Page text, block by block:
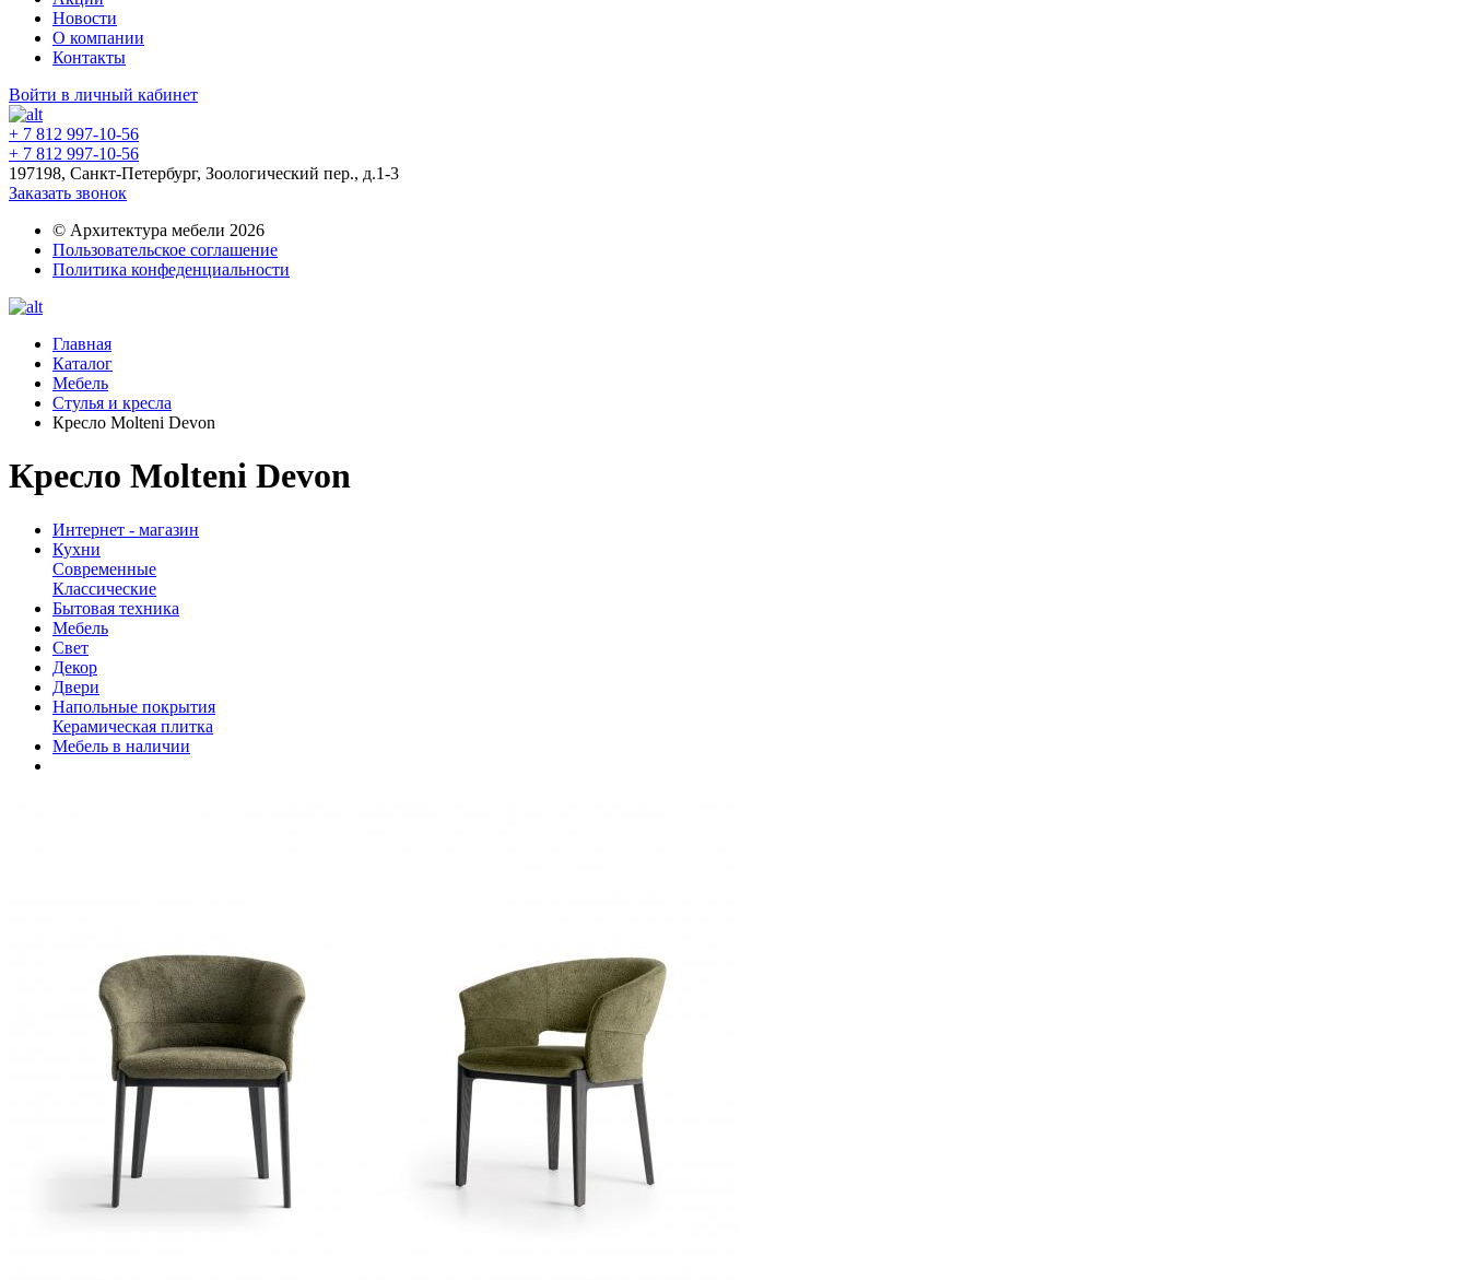
Новости
О компании
Контакты
Войти в личный кабинет
+ 7 812 997-10-56
+ 7 812 997-10-56
197198, Санкт-Петербург, Зоологический пер., д.1-3
Заказать звонок
© Архитектура мебели 2026
Пользовательское соглашение
Политика конфеденциальности
Главная
Каталог
Мебель
Стулья и кресла
Кресло Molteni Devon
Кресло Molteni Devon
Интернет - магазин
Кухни
Современные
Классические
Бытовая техника
Мебель
Свет
Декор
Двери
Напольные покрытия
Керамическая плитка
Мебель в наличии